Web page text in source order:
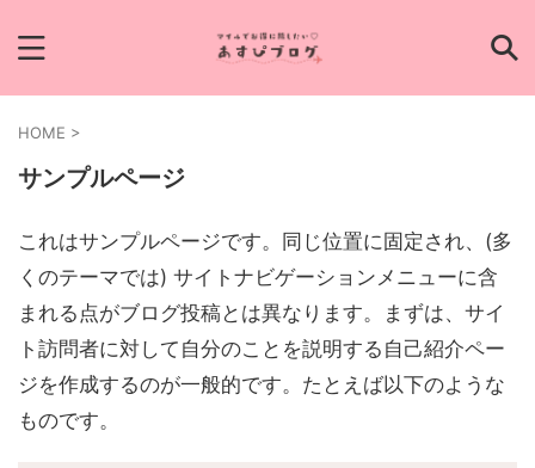
HOME >
サンプルページ
これはサンプルページです。同じ位置に固定され、(多
くのテーマでは) サイトナビゲーションメニューに含
まれる点がブログ投稿とは異なります。まずは、サイ
ト訪問者に対して自分のことを説明する自己紹介ペー
ジを作成するのが一般的です。たとえば以下のような
ものです。